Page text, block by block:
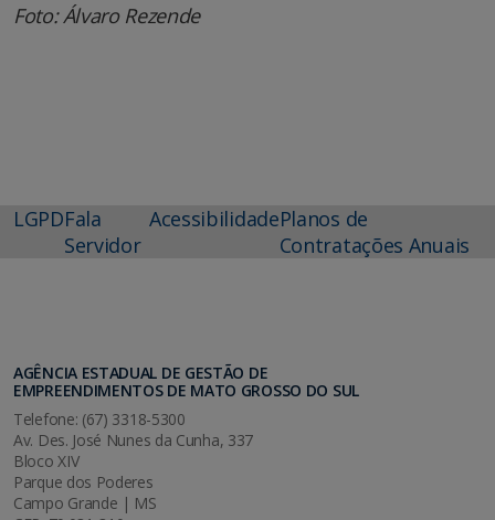
Foto: Álvaro Rezende
LGPDFala
Servidor
AcessibilidadePlanos de
Contratações Anuais
AGÊNCIA ESTADUAL DE GESTÃO DE
EMPREENDIMENTOS DE MATO GROSSO DO SUL
Telefone: (67) 3318-5300
Av. Des. José Nunes da Cunha, 337
Bloco XIV
Parque dos Poderes
Campo Grande | MS